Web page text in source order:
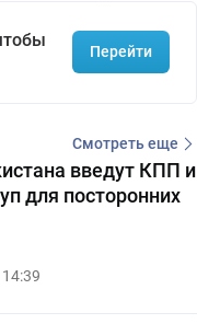
Перейти
Смотреть еще
введут КПП и
для посторонних